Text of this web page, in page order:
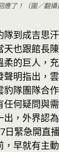
應了！（圖／翻攝
隊到成吉思
天也跟館長
的巨人，
聲明指出，
豹隊團隊合
任何疑問與
出，外界認
日緊急開直
，早就有主